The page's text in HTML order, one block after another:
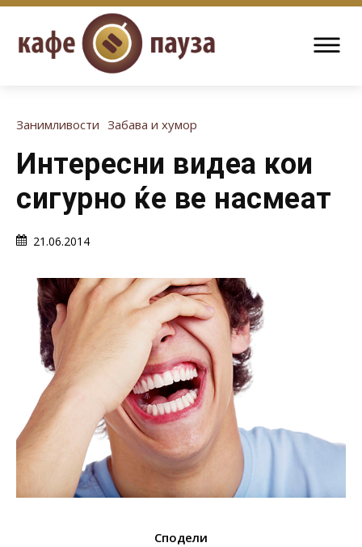
Занимливости Забава и хумор
Интересни видеа кои
сигурно ќе ве насмеат
21.06.2014
Сподели